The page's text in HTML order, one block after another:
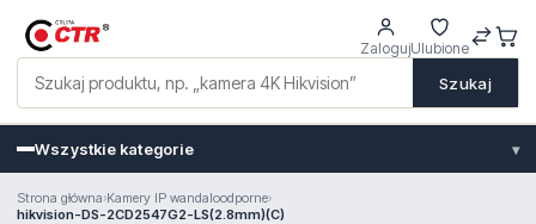
Szukaj
ZalogujUlubione
Wszystkie kategorie ▾
Strona główna›Kamery IP wandaloodporne›
hikvision-DS-2CD2547G2-LS(2.8mm)(C)